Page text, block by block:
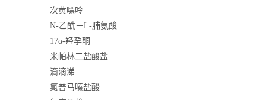
次黄嘌呤
N-乙酰－L-脯氨酸
17α-羟孕酮
米帕林二盐酸盐
滴滴涕
氯普马嗪盐酸